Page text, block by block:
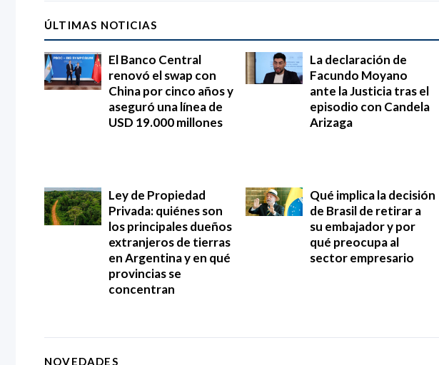
ÚLTIMAS NOTICIAS
El Banco Central
renovó el swap con
China por cinco años y
aseguró una línea de
USD 19.000 millones
La declaración de
Facundo Moyano
ante la Justicia tras el
episodio con Candela
Arizaga
Ley de Propiedad
Privada: quiénes son
los principales dueños
extranjeros de tierras
en Argentina y en qué
provincias se
concentran
Qué implica la decisión
de Brasil de retirar a
su embajador y por
qué preocupa al
sector empresario
NOVEDADES